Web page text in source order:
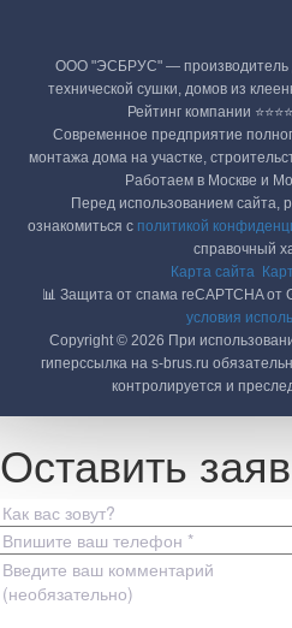
ООО "ЭСБРУС" — производитель
технической сушки, домов из
Рейтинг компании
Современное предприятие
монтажа дома на участке,
Работаем в Москве и
Перед использованием сайта,
ознакомиться с политикой
справочный
Карта сайта
📊 Защита от спама reCAPTCHA от
условия
Copyright © 2026 При
гиперссылка на s-brus.ru
контролируется и
Оставить